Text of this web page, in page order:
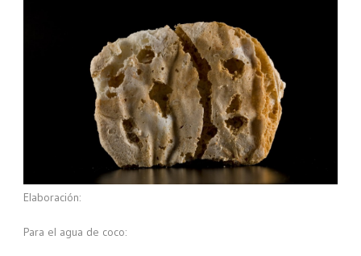
Elaboración:
Para el agua de coco: